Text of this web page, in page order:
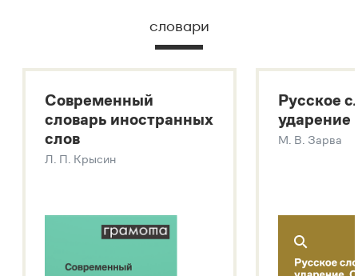
Русский орфографический словарь
Большой толковый словарь русских глаголов
Современный словарь иностранных слов
Звук – технология синтеза платформы
SaluteSpeech
словари
Современный
словарь иностранных
слов
Л. П. Крысин
Русское
ударение
М. В. Зарва